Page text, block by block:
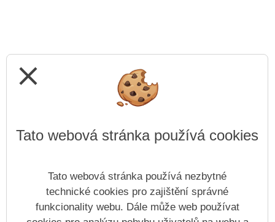
close
Tato webová stránka používá cookies
Tato webová stránka používá nezbytné
technické cookies pro zajištění správné
funkcionality webu. Dále může web používat